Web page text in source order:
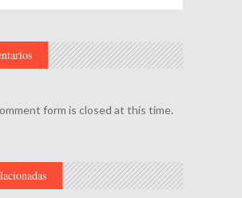
form is closed at this time.